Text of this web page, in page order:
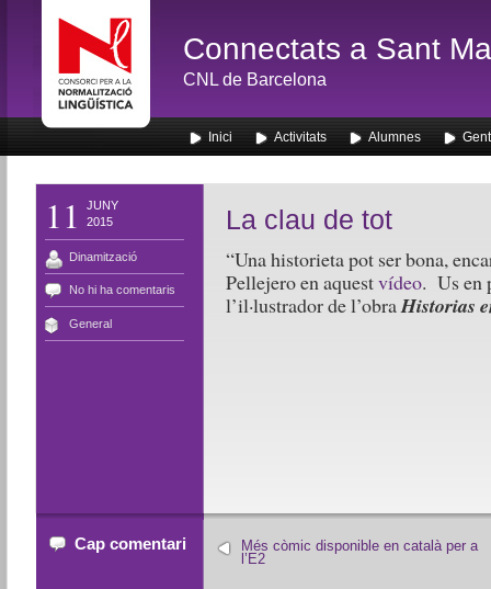
Connectats a Sant
CNL de Barcelona
Inici Activitats Alumnes
11
JUNY
2015
Dinamització
No hi ha comentaris
General
La clau de tot
“Una historieta pot ser bona,
Pellejero en aquestvídeo. Us en
l’il·lustrador de l’obraHistorias
Cap comentari
Més còmic disponible en català per a
l’E2